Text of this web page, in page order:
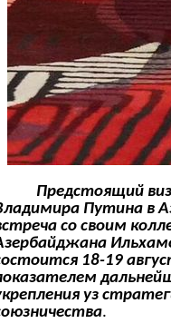
Предстоящий
Путина в
со своим
18-19
уз
.